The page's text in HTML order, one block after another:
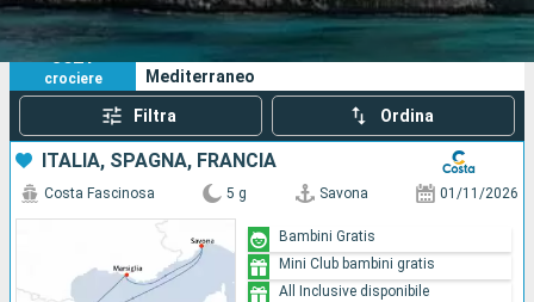
Porti Compagnie
Ricerca
3021
crociere
Mediterraneo
Filtra Ordina
ITALIA, SPAGNA, FRANCIA
Costa Fascinosa 5 g Savona 01/11/2026
Bambini Gratis
Mini Club bambini gratis
All Inclusive disponibile